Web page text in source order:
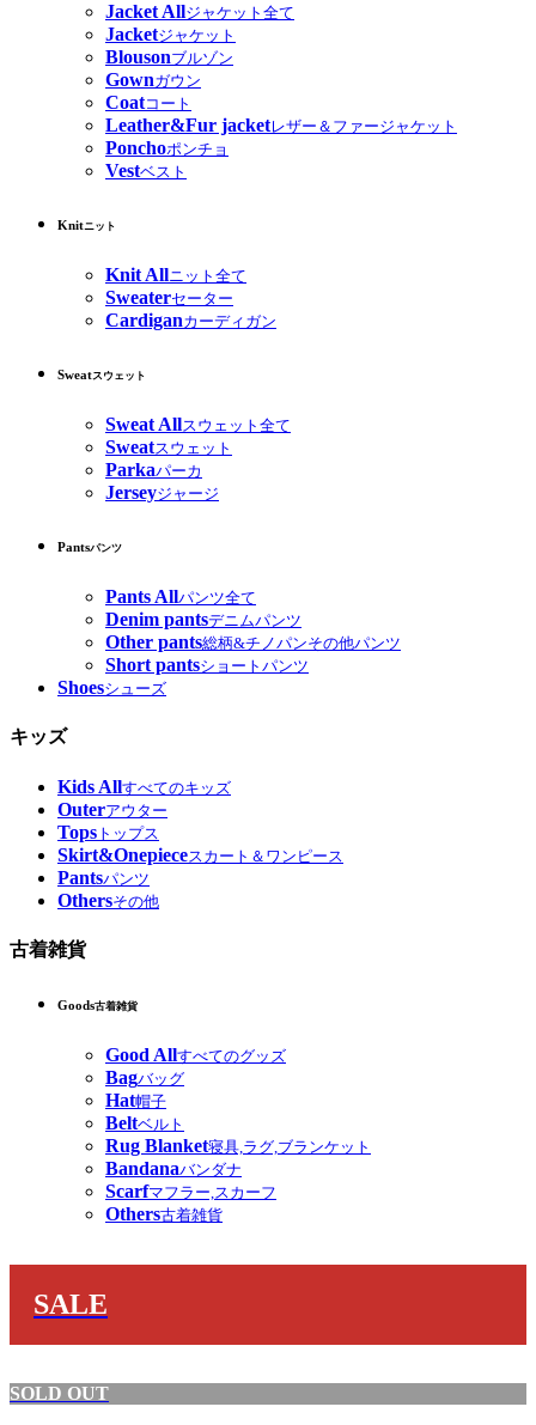
Jacket Allジャケット全て
Jacketジャケット
Blousonブルゾン
Gownガウン
Coatコート
Leather&Fur jacketレザー＆ファージャケット
Ponchoポンチョ
Vestベスト
Knitニット
Knit Allニット全て
Sweaterセーター
Cardiganカーディガン
Sweatスウェット
Sweat Allスウェット全て
Sweatスウェット
Parkaパーカ
Jerseyジャージ
Pantsパンツ
Pants Allパンツ全て
Denim pantsデニムパンツ
Other pants総柄&チノパンその他パンツ
Short pantsショートパンツ
Shoesシューズ
キッズ
Kids Allすべてのキッズ
Outerアウター
Tops トップス
Skirt&Onepieceスカート＆ワンピース
Pantsパンツ
Othersその他
古着雑貨
Goods古着雑貨
Good Allすべてのグッズ
Bagバッグ
Hat帽子
Beltベルト
Rug Blanket寝具,ラグ,ブランケット
Bandanaバンダナ
Scarfマフラー,スカーフ
Others古着雑貨
SALE
SOLD OUT